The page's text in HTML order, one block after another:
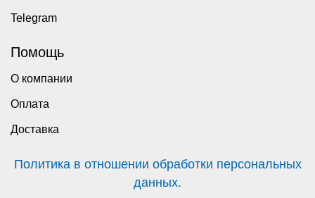
Telegram
Помощь
О компании
Оплата
Доставка
Политика в отношении обработки персональных
данных.